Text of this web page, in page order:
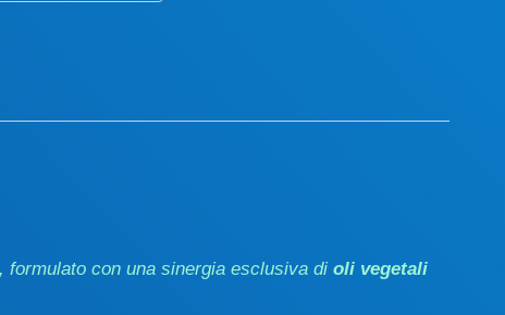
formulato con una sinergia esclusiva di oli vegetali